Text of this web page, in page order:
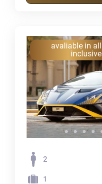
avaliable in all
inclusive
2
1